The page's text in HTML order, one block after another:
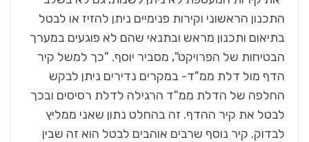
התכנון הראשוני וקירות פנימיים ניתן להזיז או לבטל
בתיאום ותכנון מראש ובתנאי שהם לא פוגעים במערך
הבטיחות של הפרויקט", מסביר יוסף. "כך למשל קיר
הדף מול דלת ממ"ד- במקרים נדירים ניתן לבקש
החלפה של הדלת ממ"ד הרגילה לדלת רסיסים ובכך
לבטל את קיר ההדף. זה בהחלט נתון שאני ממליץ
לבדוק. קיר נוסף שרבים אוהבים לבטל הוא זה שבין